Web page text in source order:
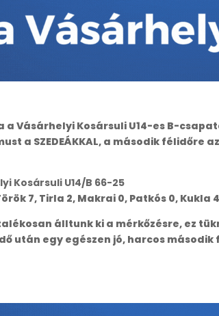
a Vásárhelyi Kosársuli U14-es B-
a SZEDEÁKKAL, a második
Kosársuli U14/B 66-25
7, Tirla 2, Makrai 0, Patkós 0, Kukla
álltunk ki a mérkőzésre, ez
után egy egészen jó, harcos